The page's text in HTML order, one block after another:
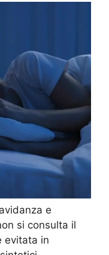
e
si consulta il
evitata in